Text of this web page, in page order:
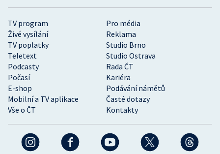
TV program
Pro média
Živé vysílání
Reklama
TV poplatky
Studio Brno
Teletext
Studio Ostrava
Podcasty
Rada ČT
Počasí
Kariéra
E-shop
Podávání námětů
Mobilní a TV aplikace
Časté dotazy
Vše o ČT
Kontakty